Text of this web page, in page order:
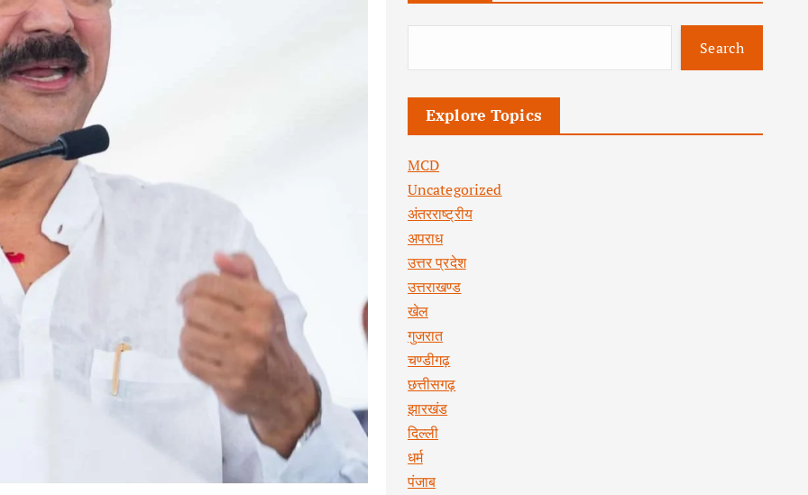
Search
Explore Topics
MCD
Uncategorized
अंतरराष्ट्रीय
अपराध
उत्तर प्रदेश
उत्तराखण्ड
खेल
गुजरात
चण्डीगढ़
छत्तीसगढ़
झारखंड
दिल्ली
धर्म
पंजाब